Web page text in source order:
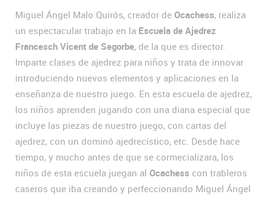
Miguel Ángel Malo Quirós, creador de Ocachess, realiza
un espectacular trabajo en la Escuela de Ajedrez
Francesch Vicent de Segorbe, de la que es director.
Imparte clases de ajedrez para niños y trata de innovar
introduciendo nuevos elementos y aplicaciones en la
enseñanza de nuestro juego. En esta escuela de ajedrez,
los niños aprenden jugando con una diana especial que
incluye las piezas de nuestro juego, con cartas del
ajedrez, con un dominó ajedrecístico, etc. Desde hace
tiempo, y mucho antes de que se cormecializara, los
niños de esta escuela juegan al Ocachess con trableros
caseros que iba creando y perfeccionando Miguel Ángel